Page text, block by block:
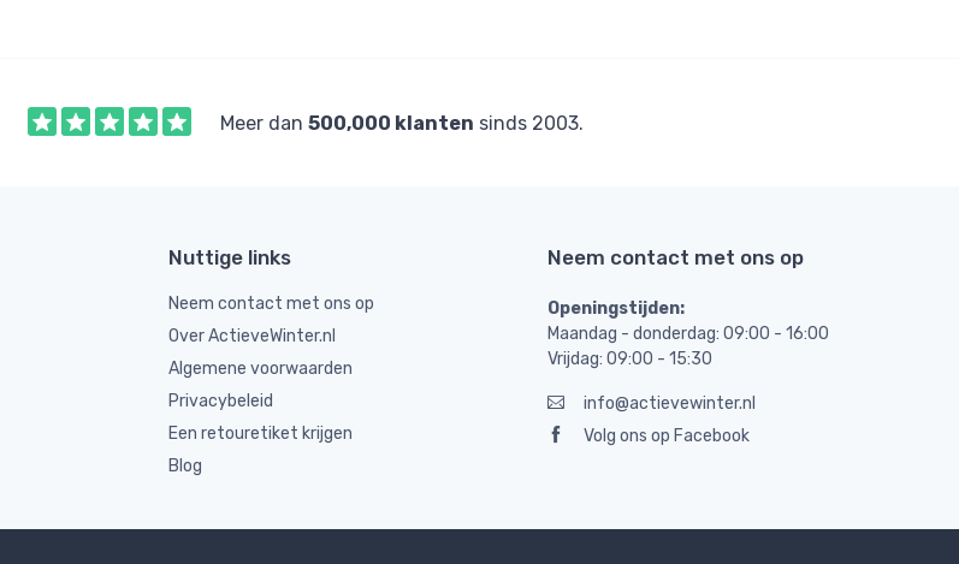
Meer dan 500,000 klanten sinds 2003.
Nuttige links
Neem contact met ons op
Over ActieveWinter.nl
Algemene voorwaarden
Privacybeleid
Een retouretiket krijgen
Blog
Neem contact met ons op
Openingstijden:
Maandag - donderdag: 09:00 - 16:00
Vrijdag: 09:00 - 15:30
info@actievewinter.nl
Volg ons op Facebook